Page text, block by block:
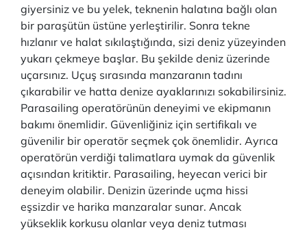
giyersiniz ve bu yelek, teknenin halatına bağlı olan
bir paraşütün üstüne yerleştirilir. Sonra tekne
hızlanır ve halat sıkılaştığında, sizi deniz yüzeyinden
yukarı çekmeye başlar. Bu şekilde deniz üzerinde
uçarsınız. Uçuş sırasında manzaranın tadını
çıkarabilir ve hatta denize ayaklarınızı sokabilirsiniz.
Parasailing operatörünün deneyimi ve ekipmanın
bakımı önemlidir. Güvenliğiniz için sertifikalı ve
güvenilir bir operatör seçmek çok önemlidir. Ayrıca
operatörün verdiği talimatlara uymak da güvenlik
açısından kritiktir. Parasailing, heyecan verici bir
deneyim olabilir. Denizin üzerinde uçma hissi
eşsizdir ve harika manzaralar sunar. Ancak
yükseklik korkusu olanlar veya deniz tutması